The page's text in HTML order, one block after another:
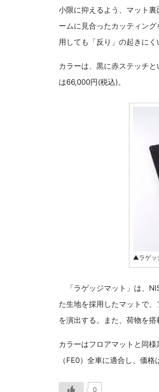
小限に抑えるよう、マット
ームに見合ったカッティン
用しても「反り」の起きにく
カラーは、黒に赤ステッチ
は66,000円(税込)。
▲ラゲッ
「ラゲッジマット」は、
た生地を採用したマットで
を演出する。また、荷物を
カラーはフロアマットと同
（FE0）全車に適合し、価格
0